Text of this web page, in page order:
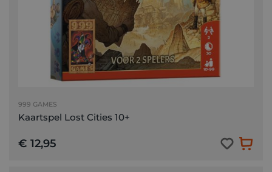
999 GAMES
Kaartspel Lost Cities 10+
€ 12,95